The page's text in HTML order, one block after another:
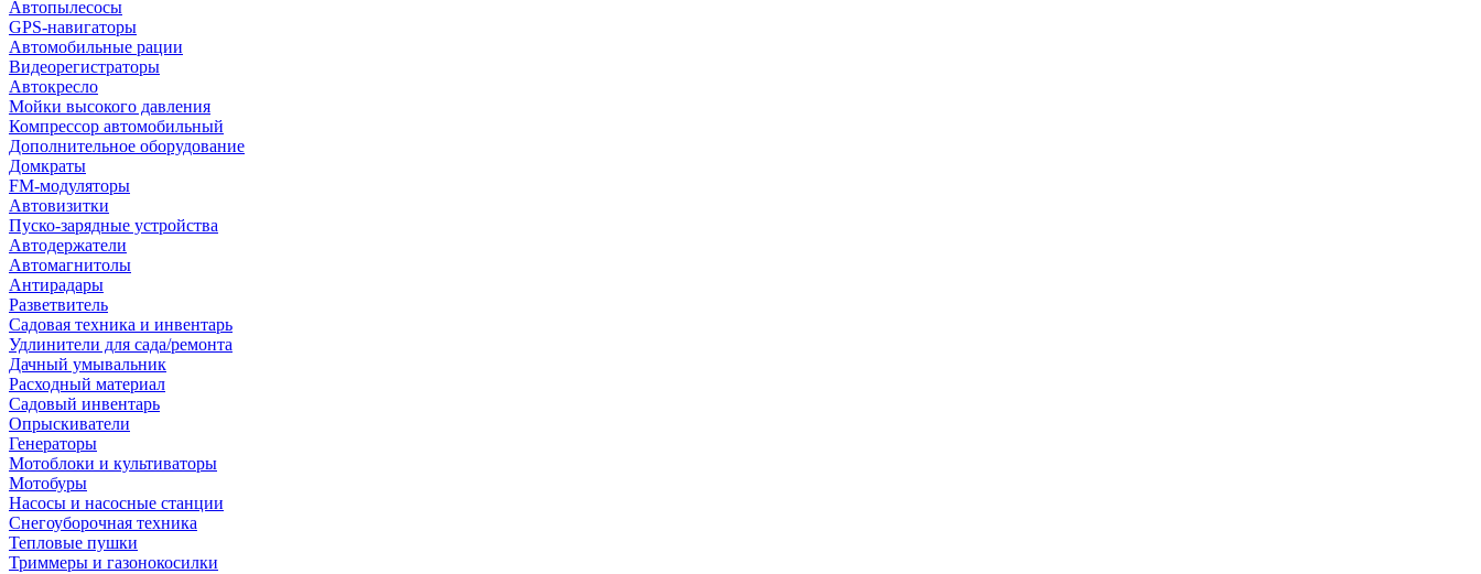
Автопылесосы
GPS-навигаторы
Автомобильные рации
Видеорегистраторы
Автокресло
Мойки высокого давления
Компрессор автомобильный
Дополнительное оборудование
Домкраты
FM-модуляторы
Автовизитки
Пуско-зарядные устройства
Автодержатели
Автомагнитолы
Антирадары
Разветвитель
Садовая техника и инвентарь
Удлинители для сада/ремонта
Дачный умывальник
Расходный материал
Садовый инвентарь
Опрыскиватели
Генераторы
Мотоблоки и культиваторы
Мотобуры
Насосы и насосные станции
Снегоуборочная техника
Тепловые пушки
Триммеры и газонокосилки